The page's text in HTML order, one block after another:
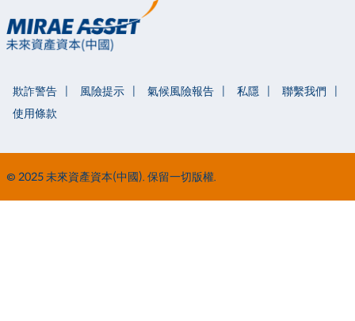
欺詐警告 風險提示 氣候風險報告 私隱
聯繫我們
使用條款
© 2025 未來資產資本(中國). 保留一切版權.